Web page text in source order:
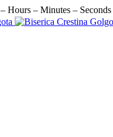
– Hours – Minutes – Seconds